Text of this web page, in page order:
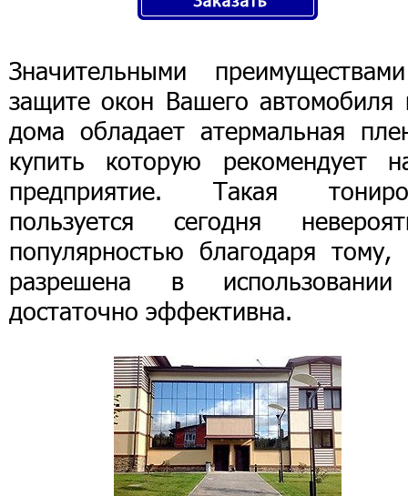
Значительными
защите окон Вашего автомобиля
дома обладает атермальная
купить которую рекомендует
предприятие. Такая
пользуется сегодня
популярностью благодаря тому,
разрешена в
достаточно эффективна.